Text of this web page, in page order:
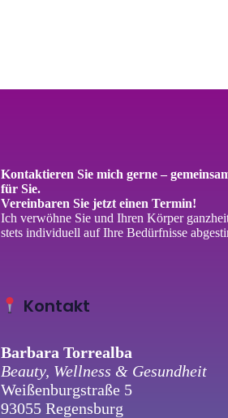
Kontaktieren Sie mich gerne –
für Sie.
Vereinbaren Sie jetzt einen Termin!
Ich verwöhne Sie und Ihren Körper
stets individuell auf Ihre Bedürfnisse
Kontakt
Barbara Torrealba
Beauty, Wellness & Gesundheit
Weißenburgstraße 5
93055 Regensburg